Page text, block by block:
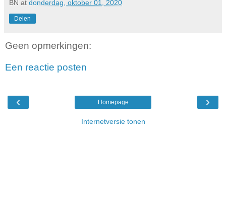
BN at donderdag, oktober 01, 2020
Delen
Geen opmerkingen:
Een reactie posten
‹ ›
Homepage
Internetversie tonen